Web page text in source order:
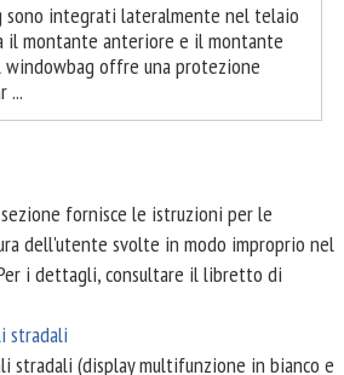
sono integrati lateralmente nel telaio
montante anteriore e il montante
offre una protezione
...
fornisce le istruzioni per le
dell'utente svolte in modo improprio nel
i dettagli, consultare il libretto di
stradali
stradali (display multifunzione in bianco e